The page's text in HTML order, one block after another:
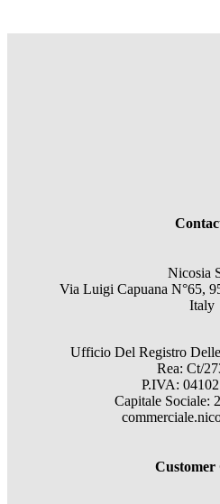
Nicosia
Via Luigi Capuana N°65,
Italy
Ufficio Del Registro
Rea: Ct/
P.IVA:
Capitale Sociale:
Customer